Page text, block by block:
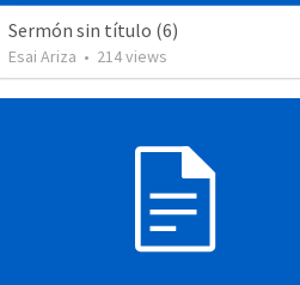
Sermón sin título (6)
Esai Ariza • 214views